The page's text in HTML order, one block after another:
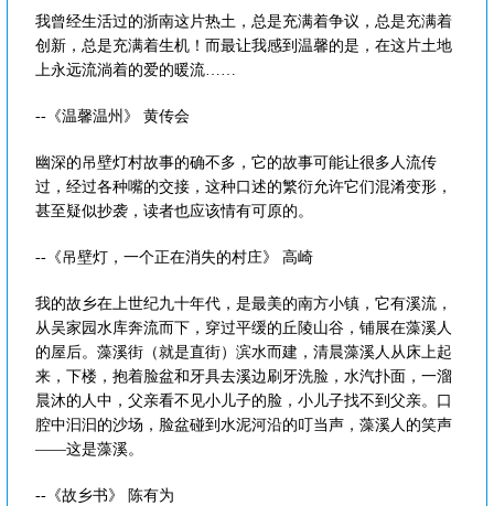
我曾经生活过的浙南这片热土，总是充满着争议，总是充满着
创新，总是充满着生机！而最让我感到温馨的是，在这片土地
上永远流淌着的爱的暖流……
--《温馨温州》 黄传会
幽深的吊壁灯村故事的确不多，它的故事可能让很多人流传
过，经过各种嘴的交接，这种口述的繁衍允许它们混淆变形，
甚至疑似抄袭，读者也应该情有可原的。
--《吊壁灯，一个正在消失的村庄》 高崎
我的故乡在上世纪九十年代，是最美的南方小镇，它有溪流，
从吴家园水库奔流而下，穿过平缓的丘陵山谷，铺展在藻溪人
的屋后。藻溪街（就是直街）滨水而建，清晨藻溪人从床上起
来，下楼，抱着脸盆和牙具去溪边刷牙洗脸，水汽扑面，一溜
晨沐的人中，父亲看不见小儿子的脸，小儿子找不到父亲。口
腔中汩汩的沙场，脸盆碰到水泥河沿的叮当声，藻溪人的笑声
――这是藻溪。
--《故乡书》 陈有为